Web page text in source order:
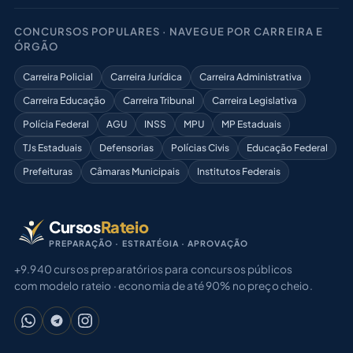
CONCURSOS POPULARES · NAVEGUE POR CARREIRA E
ÓRGÃO
Carreira Policial Carreira Jurídica
Carreira Administrativa
Carreira Educação
Carreira Tribunal
Carreira Legislativa
Polícia Federal
AGU INSS MPU
MP Estaduais
TJs Estaduais
Defensorias Polícias Civis
Educação Federal
Prefeituras
Câmaras Municipais Institutos Federais
CursosRateio
PREPARAÇÃO · ESTRATÉGIA · APROVAÇÃO
+9.940 cursos preparatórios para concursos públicos
com modelo rateio · economia de até 90% no preço cheio.